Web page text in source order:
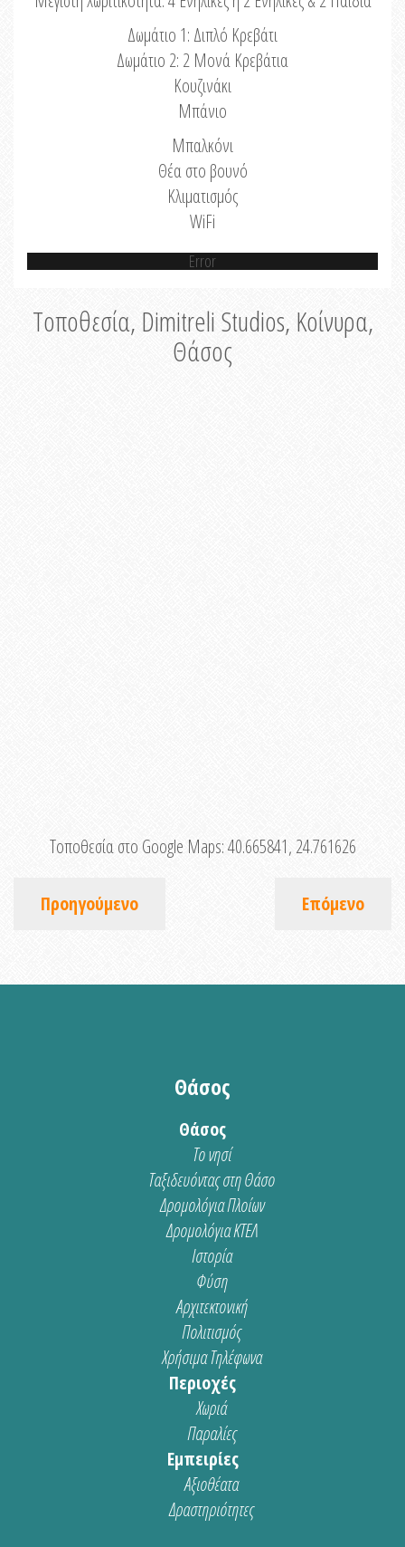
Δωμάτιο 1: Διπλό Κρεβάτι
Δωμάτιο 2: 2 Μονά Κρεβάτια
Κουζινάκι
Μπάνιο
Μπαλκόνι
Θέα στο βουνό
Κλιματισμός
WiFi
Error
Τοποθεσία, Dimitreli Studios, Κοίνυρα,
Θάσος
Τοποθεσία στο Google Maps:40.665841, 24.761626
Προηγούμενο Επόμενο
Θάσος
Θάσος
Το νησί
Ταξιδευόντας στη Θάσο
Δρομολόγια Πλοίων
Δρομολόγια ΚΤΕΛ
Ιστορία
Φύση
Αρχιτεκτονική
Πολιτισμός
Χρήσιμα Τηλέφωνα
Περιοχές
Χωριά
Παραλίες
Εμπειρίες
Αξιοθέατα
Δραστηριότητες